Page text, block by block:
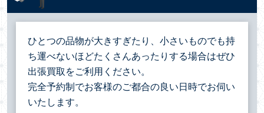
ひとつの品物が大きすぎたり、小さいものでも持
ち運べないほどたくさんあったりする場合はぜひ
出張買取をご利用ください。
完全予約制でお客様のご都合の良い日時でお伺い
いたします。